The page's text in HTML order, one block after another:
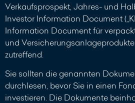
Verkaufsprospekt, Jahres- und
Investor Information Document
Information Document für
und Versicherungsanlageprodukte
zutreffend.
Sie sollten die genannten
durchlesen, bevor Sie in einen
investieren. Die Dokumente